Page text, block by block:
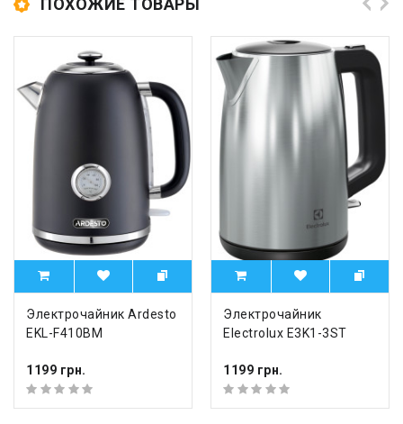
ПОХОЖИЕ ТОВАРЫ
Электрочайник Ardesto
EKL-F410BM
1199 грн.
Электрочайник
Electrolux E3K1-3ST
1199 грн.